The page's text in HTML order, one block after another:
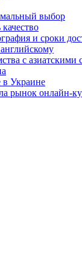
выбор
и сроки
с азиатскими
в Украине
рынок онлайн-